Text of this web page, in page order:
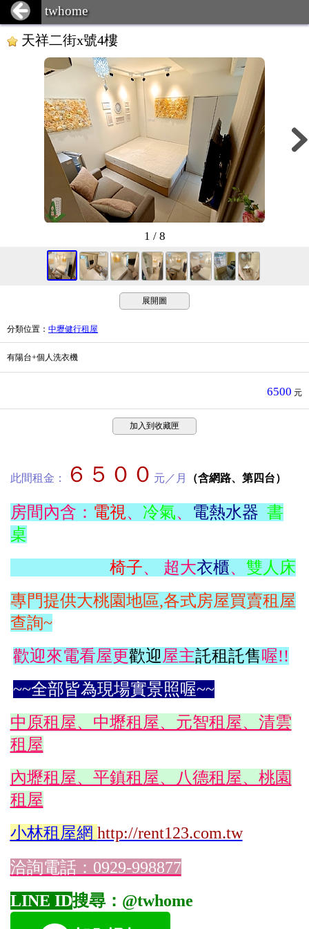
twhome
天祥二街x號4樓
1 / 8
展開圖
分類位置 ： 中壢健行租屋
有陽台+個人洗衣機
6500 元
加入到收藏匣
此間租金： ６５ ００ 元／月 （含網路、第四台）
房間內含： 電視、 冷氣、 電熱水器 書
桌
椅子、 超大衣櫃、 雙人床
專門提供大桃園地區,各式房屋買賣租屋
查詢~
歡迎來電看屋更歡迎屋主託租託售喔!!
~~全部皆為現場實景照喔~~
中原租屋、中壢租屋、元智租屋、清雲
租屋
內壢租屋、平鎮租屋、八德租屋、桃園
租屋
小林租屋網 http://rent123.com.tw
洽詢電話：0929-998877
LINE ID搜尋：@twhome